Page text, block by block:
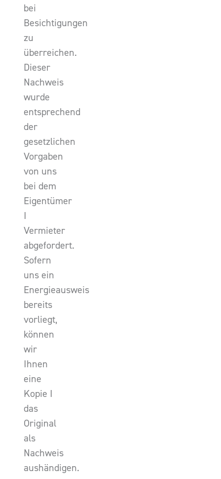
bei
Besichtigungen
zu
überreichen.
Dieser
Nachweis
wurde
entsprechend
der
gesetzlichen
Vorgaben
von uns
bei dem
Eigentümer
I
Vermieter
abgefordert.
Sofern
uns ein
Energieausweis
bereits
vorliegt,
können
wir
Ihnen
eine
Kopie I
das
Original
als
Nachweis
aushändigen.